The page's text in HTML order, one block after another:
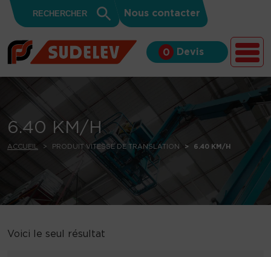
Skip to content
for:
Search
Button
Nous contacter
0 Devis
6.40 KM/H
ACCUEIL PRODUIT VITESSE DE TRANSLATION 6.40 KM/H
Voici le seul résultat